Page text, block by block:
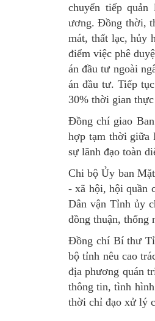
chuyển tiếp
ương. Đồng thời,
mát, thất lạc, hủy
điểm việc phê
án đầu tư ngoài
án đầu tư. Tiếp
30% thời gian
Đồng chí giao
hợp tạm thời giữa
sự lãnh đạo toàn
Chi bộ Ủy ban
- xã hội, hội quần
Dân vận Tỉnh ủy
đồng thuận, thống
Đồng chí Bí thư
bộ tỉnh nêu cao
địa phương quán
thông tin, tình
thời chỉ đạo xử lý